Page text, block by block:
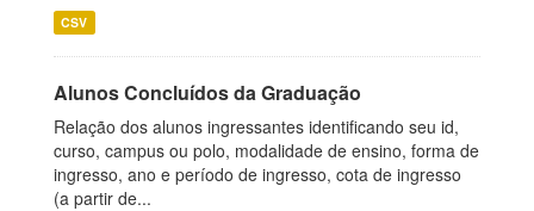
CSV
Alunos Concluídos da Graduação
Relação dos alunos ingressantes identificando seu id,
curso, campus ou polo, modalidade de ensino, forma de
ingresso, ano e período de ingresso, cota de ingresso
(a partir de...